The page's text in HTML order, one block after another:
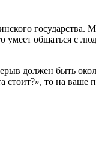
государства.
общаться с
должен быть
то на ваше